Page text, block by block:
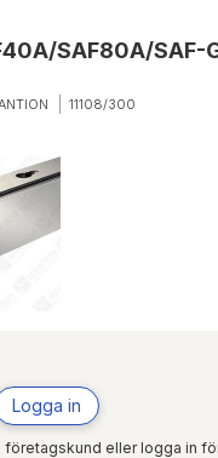
SAF80A/SAF-
11108/300
Logga in
företagskund eller logga in